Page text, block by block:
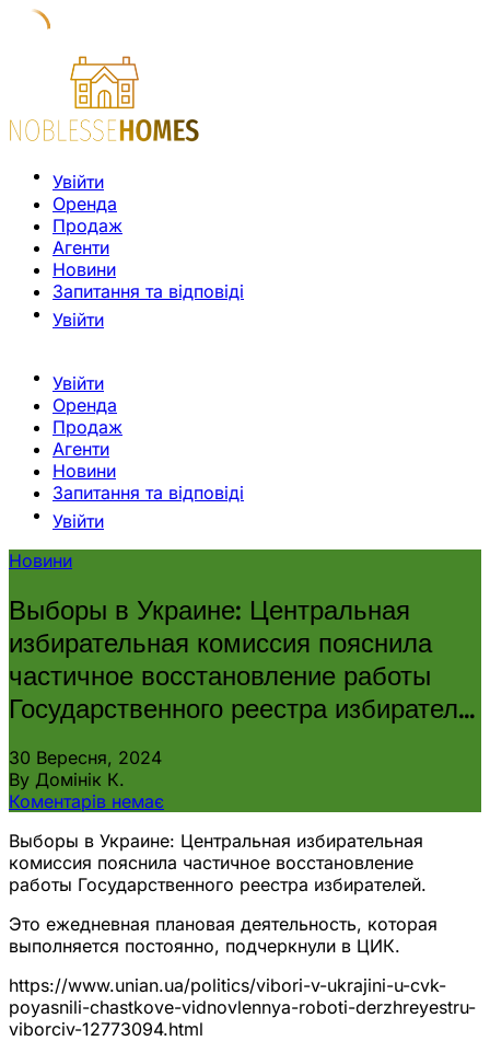
Увійти
Оренда
Продаж
Агенти
Новини
Запитання та відповіді
Увійти
Увійти
Оренда
Продаж
Агенти
Новини
Запитання та відповіді
Увійти
Новини
Выборы в Украине: Центральная
избирательная комиссия пояснила
частичное восстановление работы
Государственного реестра избирател…
30 Вересня, 2024
By Домінік К.
Коментарів немає
Выборы в Украине: Центральная избирательная
комиссия пояснила частичное восстановление
работы Государственного реестра избирателей.
Это ежедневная плановая деятельность, которая
выполняется постоянно, подчеркнули в ЦИК.
https://www.unian.ua/politics/vibori-v-ukrajini-u-cvk-
poyasnili-chastkove-vidnovlennya-roboti-derzhreyestru-
viborciv-12773094.html